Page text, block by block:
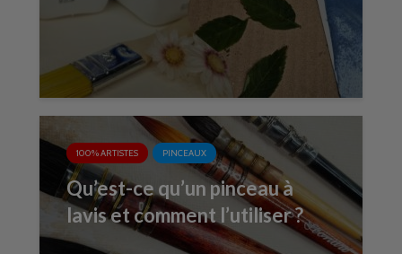
100% ARTISTES PINCEAUX
Qu’est-ce qu’un pinceau à
lavis et comment l’utiliser ?